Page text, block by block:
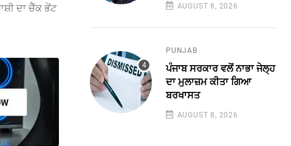
ਦਾ ਚੈੱਕ ਭੇਂਟ
AUGUST 8, 2026
PUNJAB
ਪੰਜਾਬ ਸਰਕਾਰ ਵਲੋਂ ਨਾਭਾ ਜੇਲ੍ਹ
ਦਾ ਮੁਲਾਜ਼ਮ ਕੀਤਾ ਗਿਆ
ਬਰਖਾਸਤ
AUGUST 8, 2026